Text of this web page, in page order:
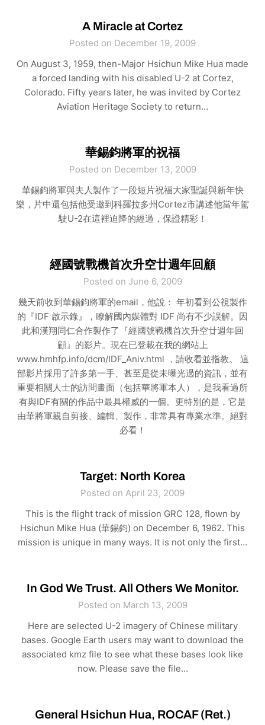
A Miracle at Cortez
Posted on December 19, 2009
On August 3, 1959, then-Major Hsichun Mike Hua made
a forced landing with his disabled U-2 at Cortez,
Colorado. Fifty years later, he was invited by Cortez
Aviation Heritage Society to return…
華錫鈞將軍的祝福
Posted on December 13, 2009
華錫鈞將軍與夫人製作了一段短片祝福大家聖誕與新年快
樂，片中還包括他受邀到科羅拉多州Cortez市講述他當年駕
駛U-2在這裡迫降的經過，保證精彩！
經國號戰機首次升空廿週年回顧
Posted on June 6, 2009
幾天前收到華錫鈞將軍的email，他說： 年初看到公視製作
的『IDF 啟示錄』，瞭解國內媒體對 IDF 尚有不少誤解。因
此和漢翔同仁合作製作了『經國號戰機首次升空廿週年回
顧』的影片。現在已登載在我的網站上
www.hmhfp.info/dcm/IDF_Aniv.html ，請收看並指教。 這
部影片採用了許多第一手、甚至是從未曝光過的資訊，並有
重要相關人士的訪問畫面（包括華將軍本人），是我看過所
有與IDF有關的作品中最具權威的一個。更特別的是，它是
由華將軍親自剪接、編輯、製作，非常具有專業水準。絕對
必看！
Target: North Korea
Posted on April 23, 2009
This is the flight track of mission GRC 128, flown by
Hsichun Mike Hua (華錫鈞) on December 6, 1962. This
mission is unique in many ways. It is not only the first…
In God We Trust. All Others We Monitor.
Posted on March 13, 2009
Here are selected U-2 imagery of Chinese military
bases. Google Earth users may want to download the
associated kmz file to see what these bases look like
now. Please save the file…
General Hsichun Hua, ROCAF (Ret.)